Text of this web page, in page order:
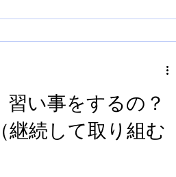
うと、 やはり難しいです。 少し
タイミングで必要になる」 とい
ターンです。 「とりあえず安い
」 最初は問題ないのですが、 少
きます。 ・鍵盤が軽すぎてコン
強弱がつかない ・弾き方にクセ
て、 👉 結局、買い替えになる
い事をするの？
続して取り組む